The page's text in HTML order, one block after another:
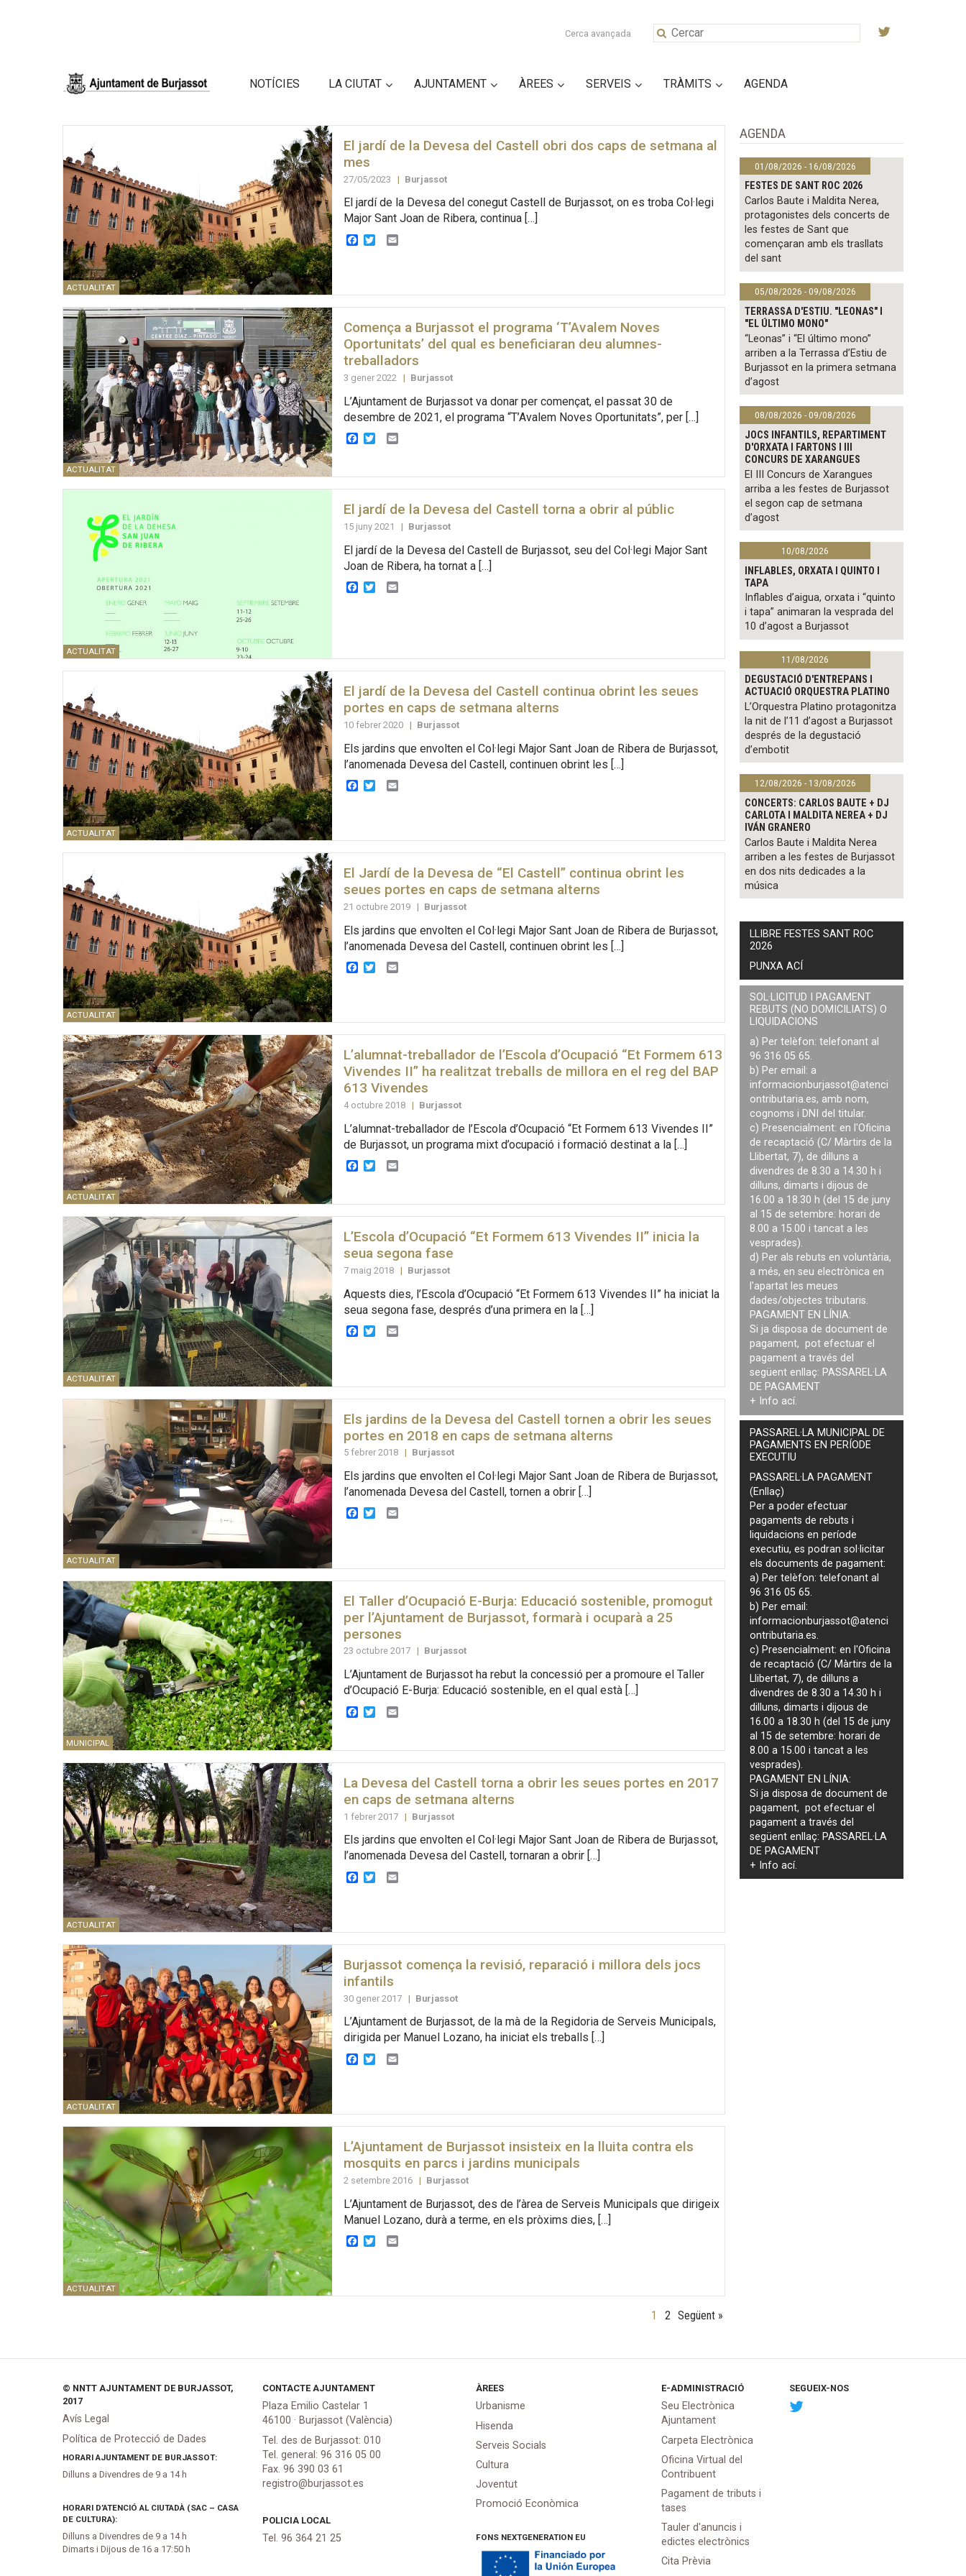
Cerca avançada
NOTÍCIES LA CIUTAT AJUNTAMENT ÀREES SERVEIS TRÀMITS AGENDA
ACTUALITAT
El jardí de la Devesa del Castell obri dos caps de setmana al
mes
27/05/2023 | Burjassot
El jardí de la Devesa del conegut Castell de Burjassot, on es troba Col·legi
Major Sant Joan de Ribera, continua […]
Facebook
TwitterEmail
ACTUALITAT
Comença a Burjassot el programa ‘T’Avalem Noves
Oportunitats’ del qual es beneficiaran deu alumnes-
treballadors
3 gener 2022 | Burjassot
L’Ajuntament de Burjassot va donar per començat, el passat 30 de
desembre de 2021, el programa “T’Avalem Noves Oportunitats”, per […]
Facebook
TwitterEmail
ACTUALITAT
El jardí de la Devesa del Castell torna a obrir al públic
15 juny 2021 | Burjassot
El jardí de la Devesa del Castell de Burjassot, seu del Col·legi Major Sant
Joan de Ribera, ha tornat a […]
Facebook
TwitterEmail
ACTUALITAT
El jardí de la Devesa del Castell continua obrint les seues
portes en caps de setmana alterns
10 febrer 2020 | Burjassot
Els jardins que envolten el Col·legi Major Sant Joan de Ribera de Burjassot,
l’anomenada Devesa del Castell, continuen obrint les […]
Facebook
TwitterEmail
ACTUALITAT
El Jardí de la Devesa de “El Castell” continua obrint les
seues portes en caps de setmana alterns
21 octubre 2019 | Burjassot
Els jardins que envolten el Col·legi Major Sant Joan de Ribera de Burjassot,
l’anomenada Devesa del Castell, continuen obrint les […]
Facebook
TwitterEmail
ACTUALITAT
L’alumnat-treballador de l’Escola d’Ocupació “Et Formem 613
Vivendes II” ha realitzat treballs de millora en el reg del BAP
613 Vivendes
4 octubre 2018 | Burjassot
L’alumnat-treballador de l’Escola d’Ocupació “Et Formem 613 Vivendes II”
de Burjassot, un programa mixt d’ocupació i formació destinat a la […]
Facebook
Twitter
ACTUALITAT
L’Escola d’Ocupació “Et Formem 613 Vivendes II” inicia la
seua segona fase
7 maig 2018 | Burjassot
Aquests dies, l’Escola d’Ocupació “Et Formem 613 Vivendes II” ha iniciat la
seua segona fase, després d’una primera en la […]
Facebook
Twitter
ACTUALITAT
Els jardins de la Devesa del Castell tornen a obrir les seues
portes en 2018 en caps de setmana alterns
5 febrer 2018 | Burjassot
Els jardins que envolten el Col·legi Major Sant Joan de Ribera de Burjassot,
l’anomenada Devesa del Castell, tornen a obrir […]
Facebook
Twitter
MUNICIPAL
El Taller d’Ocupació E-Burja: Educació sostenible, promogut
per l’Ajuntament de Burjassot, formarà i ocuparà a 25
persones
23 octubre 2017 | Burjassot
L’Ajuntament de Burjassot ha rebut la concessió per a promoure el Taller
d’Ocupació E-Burja: Educació sostenible, en el qual està […]
Facebook
TwitterEmail
ACTUALITAT
La Devesa del Castell torna a obrir les seues portes en 2017
en caps de setmana alterns
1 febrer 2017 | Burjassot
Els jardins que envolten el Col·legi Major Sant Joan de Ribera de Burjassot,
l’anomenada Devesa del Castell, tornaran a obrir […]
Facebook
TwitterEmail
ACTUALITAT
Burjassot comença la revisió, reparació i millora dels jocs
infantils
30 gener 2017 | Burjassot
L’Ajuntament de Burjassot, de la mà de la Regidoria de Serveis Municipals,
dirigida per Manuel Lozano, ha iniciat els treballs […]
Facebook
TwitterEmail
ACTUALITAT
L’Ajuntament de Burjassot insisteix en la lluita contra els
mosquits en parcs i jardins municipals
2 setembre 2016 | Burjassot
L’Ajuntament de Burjassot, des de l’àrea de Serveis Municipals que dirigeix
Manuel Lozano, durà a terme, en els pròxims dies, […]
Facebook
TwitterEmail
1 2 Següent »
AGENDA
01/08/2026 - 16/08/2026
FESTES DE SANT ROC 2026
Carlos Baute i Maldita Nerea,
protagonistes dels concerts de
les festes de Sant que
començaran amb els trasllats
del sant
05/08/2026 - 09/08/2026
TERRASSA D'ESTIU. "LEONAS" I
"EL ÚLTIMO MONO"
“Leonas” i “El último mono”
arriben a la Terrassa d’Estiu de
Burjassot en la primera setmana
d’agost
08/08/2026 - 09/08/2026
JOCS INFANTILS, REPARTIMENT
D'ORXATA I FARTONS I III
CONCURS DE XARANGUES
El III Concurs de Xarangues
arriba a les festes de Burjassot
el segon cap de setmana
d’agost
10/08/2026
INFLABLES, ORXATA I QUINTO I
TAPA
Inflables d’aigua, orxata i “quinto
i tapa” animaran la vesprada del
10 d’agost a Burjassot
11/08/2026
DEGUSTACIÓ D'ENTREPANS I
ACTUACIÓ ORQUESTRA PLATINO
L’Orquestra Platino protagonitza
la nit de l’11 d’agost a Burjassot
després de la degustació
d’embotit
12/08/2026 - 13/08/2026
CONCERTS: CARLOS BAUTE + DJ
CARLOTA I MALDITA NEREA + DJ
IVÁN GRANERO
Carlos Baute i Maldita Nerea
arriben a les festes de Burjassot
en dos nits dedicades a la
música
LLIBRE FESTES SANT ROC
2026
PUNXA ACÍ
SOL·LICITUD I PAGAMENT
REBUTS (NO DOMICILIATS) O
LIQUIDACIONS
a) Per telèfon: telefonant al
96 316 05 65.
b) Per email: a
informacionburjassot@atenci
ontributaria.es, amb nom,
cognoms i DNI del titular.
c) Presencialment: en l'Oficina
de recaptació (C/ Màrtirs de la
Llibertat, 7), de dilluns a
divendres de 8.30 a 14.30 h i
dilluns, dimarts i dijous de
16.00 a 18.30 h (del 15 de juny
al 15 de setembre: horari de
8.00 a 15.00 i tancat a les
vesprades).
d) Per als rebuts en voluntària,
a més, en seu electrònica en
l'apartat les meues
dades/objectes tributaris.
PAGAMENT EN LÍNIA:
Si ja disposa de document de
pagament, pot efectuar el
pagament a través del
següent enllaç: PASSAREL·LA
DE PAGAMENT
+ Info ací.
PASSAREL·LA MUNICIPAL DE
PAGAMENTS EN PERÍODE
EXECUTIU
PASSAREL·LA PAGAMENT
(Enllaç)
Per a poder efectuar
pagaments derebuts i
liquidacions en període
executiu, es podransol·licitar
els documents de pagament:
a) Per telèfon: telefonant al
96 316 05 65.
b) Per email:
informacionburjassot@atenci
ontributaria.es.
c) Presencialment: en l'Oficina
de recaptació (C/ Màrtirs de la
Llibertat, 7), de dilluns a
divendres de 8.30 a 14.30 h i
dilluns, dimarts i dijous de
16.00 a 18.30 h (del 15 de juny
al 15 de setembre: horari de
8.00 a 15.00 i tancat a les
vesprades).
PAGAMENT EN LÍNIA:
Si ja disposa de document de
pagament, pot efectuar el
pagament a través del
següent enllaç: PASSAREL·LA
DE PAGAMENT
+ Infoací.
© NNTT AJUNTAMENT DE BURJASSOT,
2017
Avís Legal
Política de Protecció de Dades
HORARI AJUNTAMENT DE BURJASSOT:
Dilluns a Divendres de 9 a 14 h
HORARI D’ATENCIÓ AL CIUTADÀ (SAC – CASA
DE CULTURA):
Dilluns a Divendres de 9 a 14 h
Dimarts i Dijous de 16 a 17:50 h
CONTACTE AJUNTAMENT
Plaza Emilio Castelar 1
46100 · Burjassot (València)
Tel. des de Burjassot: 010
Tel. general: 96 316 05 00
Fax. 96 390 03 61
registro@burjassot.es
POLICIA LOCAL
Tel. 96 364 21 25
ÀREES
Urbanisme
Hisenda
Serveis Socials
Cultura
Joventut
Promoció Econòmica
FONS NEXTGENERATION EU
E-ADMINISTRACIÓ
Seu Electrònica
Ajuntament
Carpeta Electrònica
Oficina Virtual del
Contribuent
Pagament de tributs i
tases
Tauler d'anuncis i
edictes electrònics
Cita Prèvia
SEGUEIX-NOS